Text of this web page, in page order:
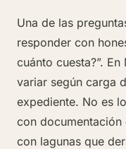
Una de las
responder con
cuánto cuesta?”.
variar según carga
expediente. No es
con
con lagunas que